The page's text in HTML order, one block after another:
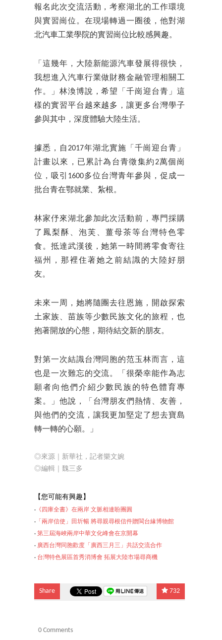
報名此次交流活動，考察湖北的工作環境
與實習崗位。在現場轉過一圈後，他對湖
北汽車工業學院的實習崗位比較感興趣。
「這幾年，大陸新能源汽車發展得很快，
我想進入汽車行業做財務金融管理相關工
作。」林渙博說，希望「千崗迎台青」這
樣的實習平台越來越多，讓更多台灣學子
參與其中，深度體驗大陸生活。
據悉，自2017年湖北實施「千崗迎台青」
計畫以來，已累計為台青徵集約2萬個崗
位，吸引1600多位台灣青年參與，促成一
批台青在鄂就業、紮根。
林家伃來湖北參加此次活動前，專門採購
了鳳梨酥、泡芙、薑母茶等台灣特色零
食。抵達武漢後，她第一時間將零食寄往
福州，那裡住著她之前結識的大陸好朋
友。
未來一周，她將隨團去往恩施，開啟探索
土家族、苗族等少數民族文化的旅程，也
抱著開放的心態，期待結交新的朋友。
對第一次結識台灣同胞的范玉林而言，這
也是一次難忘的交流。「很榮幸能作為志
願者向他們介紹少數民族的特色體育專
案。」他說，「台灣朋友們熱情、友善，
與他們的交流，讓我更加堅定了想去寶島
轉一轉的心願。」
◎來源｜新華社，記者樂文婉
◎編輯｜魏三多
【您可能有興趣】
‧ 《四庫全書》在兩岸 文脈相連盼團圓
‧ 「兩岸信使」田圻暢 將尋親尋根信件贈閩台緣博物館
‧ 第三屆海峽兩岸中華文化峰會在京開幕
‧ 廣西台灣同胞歡度「廣西三月三」共話交流合作
‧ 台灣特色展區首秀消博會 拓展大陸市場尋商機
Share 732
0 Comments